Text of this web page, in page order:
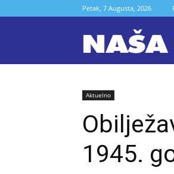
Petak, 7 Augusta, 2026
Aktuelno
1945.